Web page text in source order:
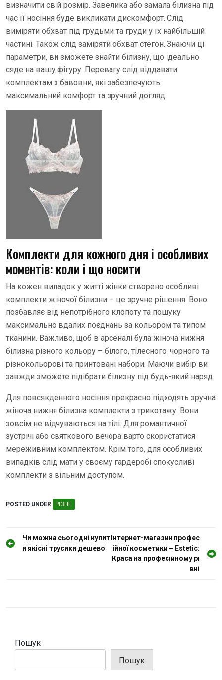
визначити свій розмір. Завелика або замала білизна під
час її носіння буде викликати дискомфорт. Слід
виміряти обхват під грудьми та груди у їх найбільшій
частині. Також слід заміряти обхват стегон. Знаючи ці
параметри, ви зможете знайти білизну, що ідеально
сяде на вашу фігуру. Перевагу слід віддавати
комплектам з бавовни, які забезпечують
максимальний комфорт та зручний догляд.
Комплекти для кожного дня і особливих
моментів: коли і що носити
На кожен випадок у житті жінки створено особливі
комплекти жіночої білизни – це зручне рішення. Воно
позбавляє від непотрібного клопоту та пошуку
максимально вдалих поєднань за кольором та типом
тканини. Важливо, щоб в арсеналі була жіноча нижня
білизна різного кольору – білого, тілесного, чорного та
різнокольорові та принтовані набори. Маючи вибір ви
завжди зможете підібрати білизну під будь-який наряд.
Для повсякденного носіння прекрасно підходять зручна
жіноча нижня білизна комплекти з трикотажу. Вони
зовсім не відчуваються на тілі. Для романтичної
зустрічі або святкового вечора варто скористатися
мереживним комплектом. Крім того, для особливих
випадків слід мати у своєму гардеробі спокусливі
комплекти з вільним доступом.
POSTED UNDER РІЗНЕ
Н
Чи можна сьогодні купит
и якісні трусики дешево
Інтернет-магазин профес
ійної косметики – Estetic:
Краса на професійному рі
вні
Пошук
Пошук